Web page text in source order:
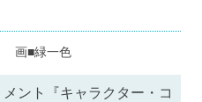
画■緑一色
ント『キャラクター・コ